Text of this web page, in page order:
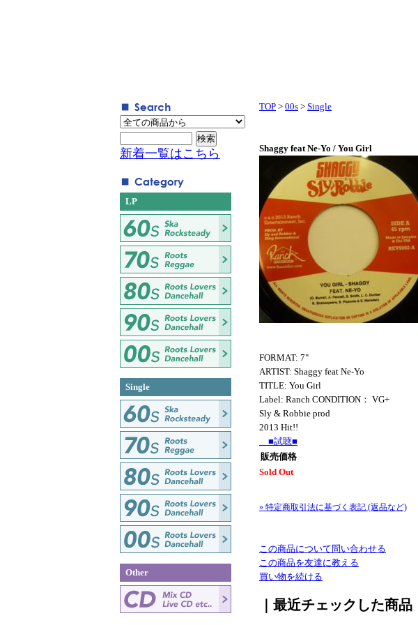
TOP > 00s > Single
Shaggy feat Ne-Yo / You Girl
FORMAT: 7"
ARTIST: Shaggy feat Ne-Yo
TITLE: You Girl
Label: Ranch CONDITION： VG+
Sly & Robbie prod
2013 Hit!!
■試聴■
販売価格
Sold Out
» 特定商取引法に基づく表記 (返品など)
この商品について問い合わせる
この商品を友達に教える
買い物を続ける
｜最近チェックした商品
新着一覧はこちら
LP
Single
Other